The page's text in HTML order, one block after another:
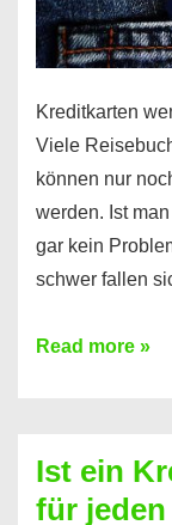
Kreditkarten
Viele
können nur
werden. Ist
gar kein
schwer fallen
Kreditkarte
Prepaid
ist
Read more »
Ist ein
für